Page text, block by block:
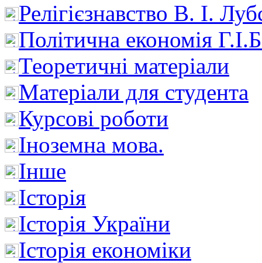
Релігієзнавство В. І.
Політична економія
Теоретичні матеріали
Матеріали для студента
Курсові роботи
Іноземна мова.
Інше
Історія
Історія України
Історія економіки